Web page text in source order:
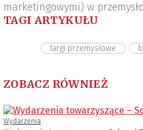
marketingowymi) w
TAGI ARTYKUŁU
targi przemysłowe
ZOBACZ RÓWNIEŻ
Wydarzenia